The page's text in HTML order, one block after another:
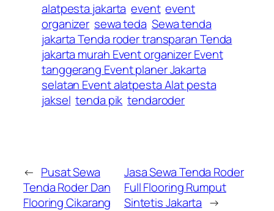
alatpesta jakarta event event
organizer sewa teda Sewa tenda
jakarta Tenda roder transparan Tenda
jakarta murah Event organizer Event
tanggerang Event planer Jakarta
selatan Event alatpesta Alat pesta
jaksel tenda pik tendaroder
← Pusat Sewa
Tenda Roder Dan
Flooring Cikarang
Jasa Sewa Tenda Roder
Full Flooring Rumput
Sintetis Jakarta →